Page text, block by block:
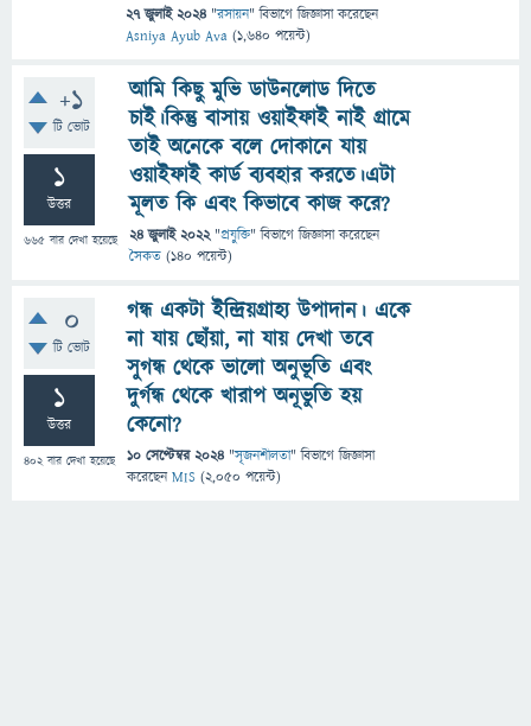
27 জুলাই 2024 "রসায়ন" বিভাগে জিজ্ঞাসাকরেছেন
Asniya Ayub Ava (1,640 পয়েন্ট)
+1
টি ভোট
1
উত্তর
665 বার দেখা হয়েছে
আমি কিছু মুভি ডাউনলোড দিতে
চাই।কিন্তু বাসায় ওয়াইফাই নাই গ্রামে
তাই অনেকে বলে দোকানে যায়
ওয়াইফাই কার্ড ব্যবহার করতে।এটা
মূলত কি এবং কিভাবে কাজ করে?
24 জুলাই 2022 "প্রযুক্তি" বিভাগে জিজ্ঞাসাকরেছেন
সৈকত (140 পয়েন্ট)
0
টি ভোট
1
উত্তর
402বার দেখা হয়েছে
গন্ধ একটা ইন্দ্রিয়গ্রাহ্য উপাদান। একে
না যায় ছোঁয়া, না যায় দেখা তবে
সুগন্ধ থেকে ভালো অনুভূতি এবং
দুর্গন্ধ থেকে খারাপ অনূভুতি হয়
কেনো?
10 সেপ্টেম্বর 2024 "সৃজনশীলতা" বিভাগে জিজ্ঞাসা
করেছেনMIS (2,050 পয়েন্ট)